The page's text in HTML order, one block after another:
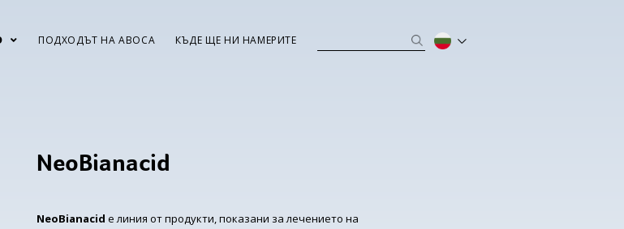
ПОДХОДЪТ НА ABOCA КЪДЕ ЩЕ НИ НАМЕРИТЕ
NeoBianacid
NeoBianacid е линия от продукти, показани за лечението на